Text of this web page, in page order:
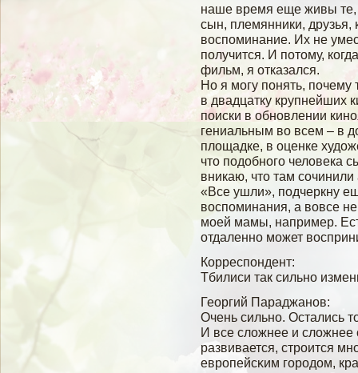
наше время еще живы
сын, племянники, друзья,
воспоминание. Их не
получится. И потому,
фильм, я отказался.
Но я могу понять, почему
в двадцатку крупнейших
поиски в обновлении
гениальным во всем – в
площадке, в оценке
что подобного человека
вникаю, что там
«Все ушли», подчеркну
воспоминания, а вовсе
моей мамы, например.
отдаленно может
Корреспондент:
Тбилиси так сильно
Георгий Параджанов:
Очень сильно. Остались
И все слοжнее и слοжнее
развивается, строится
европейсκим гοродом,